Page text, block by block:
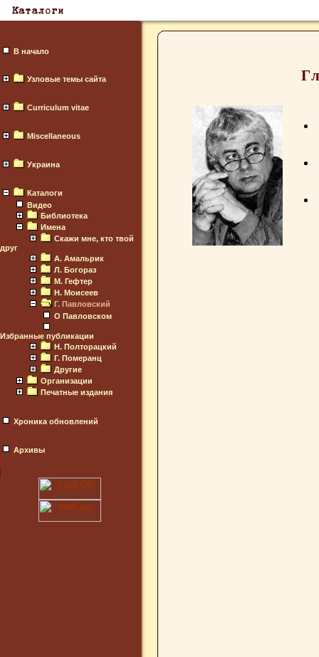
В начало
Узловые темы сайта
Curriculum vitae
Miscellaneous
Украина
Каталоги
Видео
Библиотека
Имена
Скажи мне, кто твой
друг
А. Амальрик
Л. Богораз
М. Гефтер
Н. Моисеев
Г. Павловский
О Павловском
Избранные публикации
Н. Полторацкий
Г. Померанц
Другие
Организации
Печатные издания
Хроника обновлений
Архивы